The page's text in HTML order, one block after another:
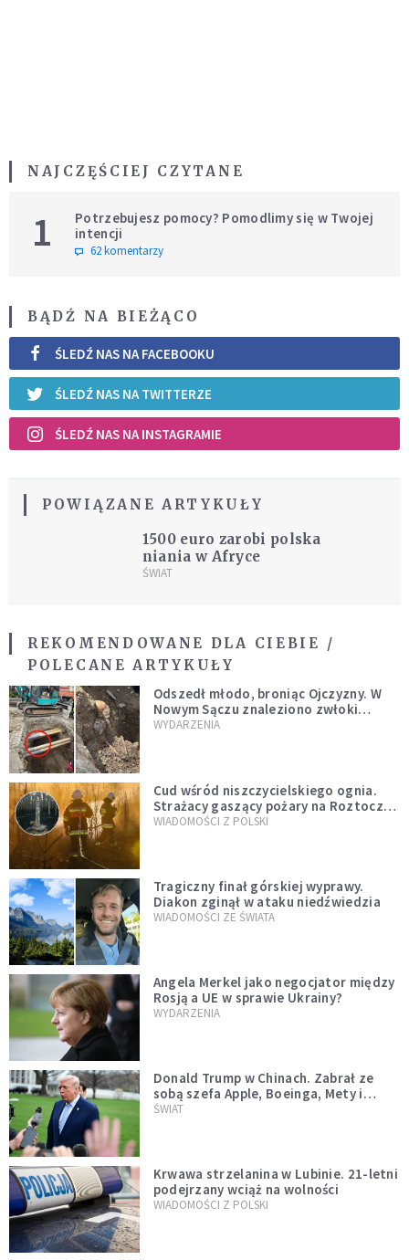
NAJCZĘŚCIEJ CZYTANE
1
Potrzebujesz pomocy? Pomodlimy się w Twojej
intencji
62 komentarzy
BĄDŹ NA BIEŻĄCO
ŚLEDŹ NAS NA FACEBOOKU
ŚLEDŹ NAS NA TWITTERZE
ŚLEDŹ NAS NA INSTAGRAMIE
POWIĄZANE ARTYKUŁY
1500 euro zarobi polska
niania w Afryce
ŚWIAT
REKOMENDOWANE DLA CIEBIE /
POLECANE ARTYKUŁY
Odszedł młodo, broniąc Ojczyzny. W
Nowym Sączu znaleziono zwłoki
mężczyzny z czasów potopu
WYDARZENIA
Cud wśród niszczycielskiego ognia.
Strażacy gaszący pożary na Roztoczu
opublikowali niezwykłe zdjęcie
WIADOMOŚCI Z POLSKI
Tragiczny finał górskiej wyprawy.
Diakon zginął w ataku niedźwiedzia
WIADOMOŚCI ZE ŚWIATA
Angela Merkel jako negocjator między
Rosją a UE w sprawie Ukrainy?
WYDARZENIA
Donald Trump w Chinach. Zabrał ze
sobą szefa Apple, Boeinga, Mety i
Muska
ŚWIAT
Krwawa strzelanina w Lubinie. 21-letni
podejrzany wciąż na wolności
WIADOMOŚCI Z POLSKI